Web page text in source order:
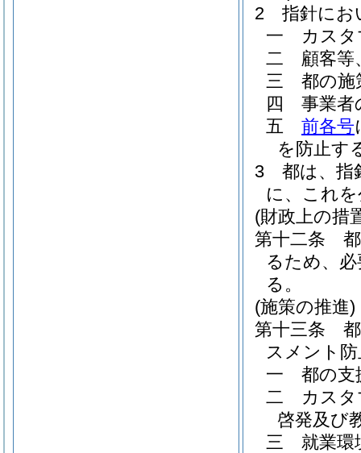
2
指針にお
一
カス
二
顧客等
三
都の施
四
事業者
五
前各号
を防止す
3
都は、指
に、これ
(財政上の措
第十二条
るため、
る。
(施策の推進)
第十三条
スメント
一
都の支
二
カス
啓発及び
三
就業環